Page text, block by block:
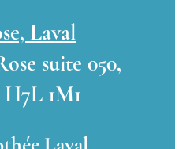
Laval
suite 050,
1M1